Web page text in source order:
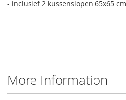
- inclusief 2 kussenslopen 65x65 cm
More Information